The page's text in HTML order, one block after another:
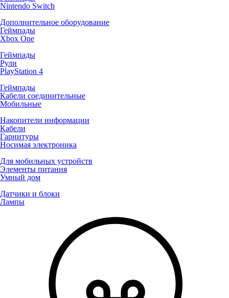
Nintendo Switch
Дополнительное оборудование
Геймпады
Xbox One
Геймпады
Рули
PlayStation 4
Геймпады
Кабели соединительные
Мобильные
Накопители информации
Кабели
Гарнитуры
Носимая электроника
Для мобильных устройств
Элементы питания
Умный дом
Датчики и блоки
Лампы